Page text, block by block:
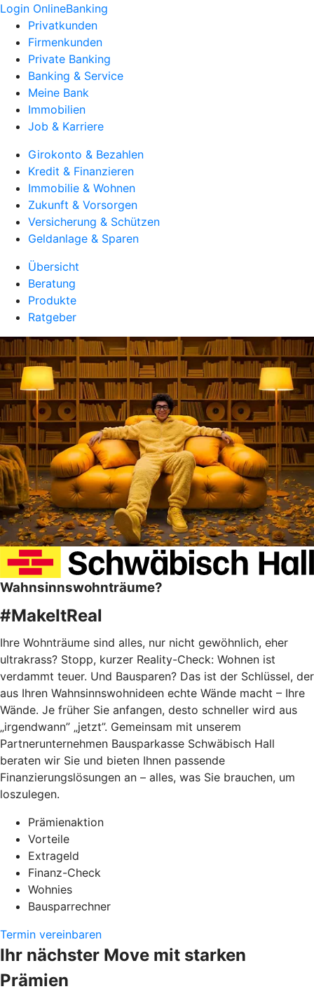
Login OnlineBanking
Privatkunden
Firmenkunden
Private Banking
Banking & Service
Meine Bank
Immobilien
Job & Karriere
Girokonto & Bezahlen
Kredit & Finanzieren
Immobilie & Wohnen
Zukunft & Vorsorgen
Versicherung & Schützen
Geldanlage & Sparen
Übersicht
Beratung
Produkte
Ratgeber
Wahnsinnswohnträume?
#MakeItReal
Ihre Wohnträume sind alles, nur nicht gewöhnlich, eher
ultrakrass? Stopp, kurzer Reality-Check: Wohnen ist
verdammt teuer. Und Bausparen? Das ist der Schlüssel, der
aus Ihren Wahnsinnswohnideen echte Wände macht – Ihre
Wände. Je früher Sie anfangen, desto schneller wird aus
„irgendwann” „jetzt”. Gemeinsam mit unserem
Partnerunternehmen Bausparkasse Schwäbisch Hall
beraten wir Sie und bieten Ihnen passende
Finanzierungslösungen an – alles, was Sie brauchen, um
loszulegen.
Prämienaktion
Vorteile
Extrageld
Finanz-Check
Wohnies
Bausparrechner
Termin vereinbaren
Ihr nächster Move mit starken
Prämien